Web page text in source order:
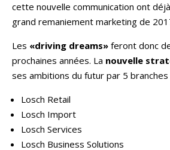
cette nouvelle communication ont
grand remaniement marketing de
Les «driving dreams» feront donc
prochaines années. La nouvelle
ses ambitions du futur par 5
Losch Retail
Losch Import
Losch Services
Losch Business Solutions